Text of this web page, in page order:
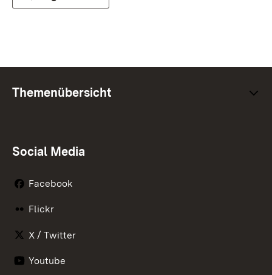
Themenübersicht
Social Media
Facebook
Flickr
X / Twitter
Youtube